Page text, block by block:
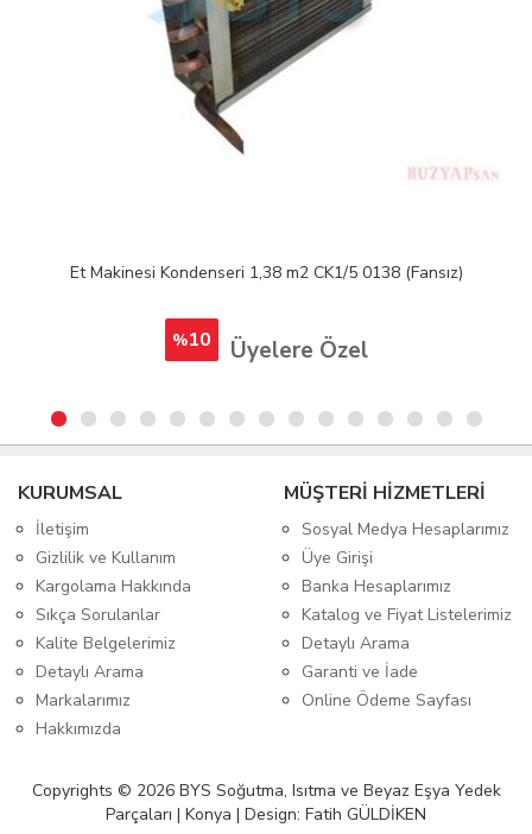
Et Makinesi Kondenseri 1,38 m2 CK1/5 0138 (Fansız)
%10 Üyelere Özel
KURUMSAL
İletişim
Gizlilik ve Kullanım
Kargolama Hakkında
Sıkça Sorulanlar
Kalite Belgelerimiz
Detaylı Arama
Markalarımız
Hakkımızda
MÜŞTERİ HİZMETLERİ
Sosyal Medya Hesaplarımız
Üye Girişi
Banka Hesaplarımız
Katalog ve Fiyat Listelerimiz
Detaylı Arama
Garanti ve İade
Online Ödeme Sayfası
Copyrights © 2026 BYS Soğutma, Isıtma ve Beyaz Eşya Yedek
Parçaları | Konya | Design: Fatih GÜLDİKEN